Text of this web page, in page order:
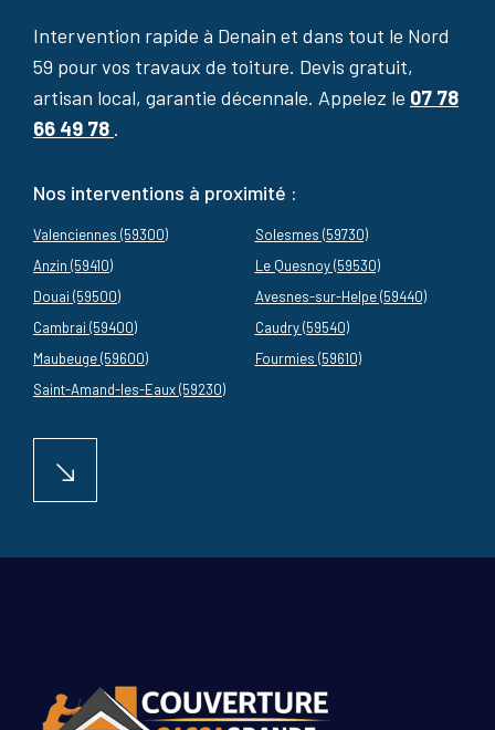
Intervention rapide à Denain et dans tout le Nord
59 pour vos travaux de toiture. Devis gratuit,
artisan local, garantie décennale. Appelez le 07 78
66 49 78 .
Nos interventions à proximité :
Valenciennes (59300)
Anzin (59410)
Douai (59500)
Cambrai (59400)
Maubeuge (59600)
Saint-Amand-les-Eaux (59230)
Solesmes (59730)
Le Quesnoy (59530)
Avesnes-sur-Helpe (59440)
Caudry (59540)
Fourmies (59610)